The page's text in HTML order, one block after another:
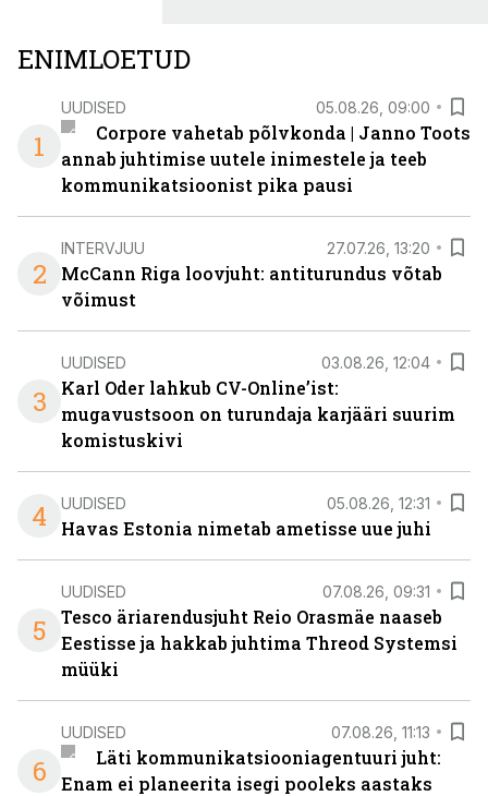
ENIMLOETUD
1
UUDISED 05.08.26, 09:00
Corpore vahetab põlvkonda | Janno Toots
annab juhtimise uutele inimestele ja teeb
kommunikatsioonist pika pausi
2
INTERVJUU 27.07.26, 13:20
McCann Riga loovjuht: antiturundus võtab
võimust
3
UUDISED 03.08.26, 12:04
Karl Oder lahkub CV-Online’ist:
mugavustsoon on turundaja karjääri suurim
komistuskivi
4 UUDISED 05.08.26, 12:31
Havas Estonia nimetab ametisse uue juhi
5
UUDISED 07.08.26, 09:31
Tesco äriarendusjuht Reio Orasmäe naaseb
Eestisse ja hakkab juhtima Threod Systemsi
müüki
6
UUDISED 07.08.26, 11:13
Läti kommunikatsiooniagentuuri juht:
Enam ei planeerita isegi pooleks aastaks